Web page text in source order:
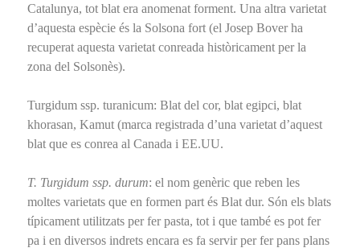
Catalunya, tot blat era anomenat forment. Una altra varietat
d’aquesta espècie és la Solsona fort (el Josep Bover ha
recuperat aquesta varietat conreada històricament per la
zona del Solsonès).
Turgidum ssp. turanicum: Blat del cor, blat egipci, blat
khorasan, Kamut (marca registrada d’una varietat d’aquest
blat que es conrea al Canada i EE.UU.
T. Turgidum ssp. durum: el nom genèric que reben les
moltes varietats que en formen part és Blat dur. Són els blats
típicament utilitzats per fer pasta, tot i que també es pot fer
pa i en diversos indrets encara es fa servir per fer pans plans